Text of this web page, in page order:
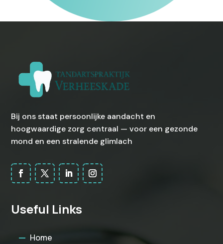
Bij ons staat persoonlijke aandacht en
hoogwaardige zorg centraal — voor een gezonde
mond en een stralende glimlach
Useful Links
Home